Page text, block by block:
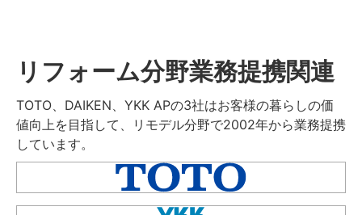
リフォーム分野業務提携関連
TOTO、DAIKEN、YKK APの3社はお客様の暮らしの価
値向上を目指して、リモデル分野で2002年から業務提携
しています。